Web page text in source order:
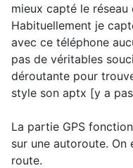
mieux capté le
Habituellement je
avec ce téléphone
pas de véritables
déroutante pour
style son aptx [y a
La partie GPS
sur une autoroute.
route.